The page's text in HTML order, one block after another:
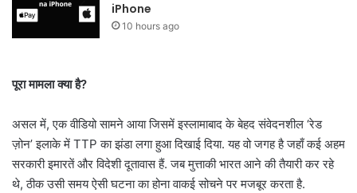
iPhone
10 hours ago
पूरा मामला क्या है?
असल में, एक वीडियो सामने आया जिसमें इस्लामाबाद के बेहद संवेदनशील ‘रेड
ज़ोन’ इलाके में TTP का झंडा लगा हुआ दिखाई दिया. यह वो जगह है जहाँ कई अहम
सरकारी इमारतें और विदेशी दूतावास हैं. जब मुत्ताकी भारत आने की तैयारी कर रहे
थे, ठीक उसी समय ऐसी घटना का होना वाकई सोचने पर मजबूर करता है.